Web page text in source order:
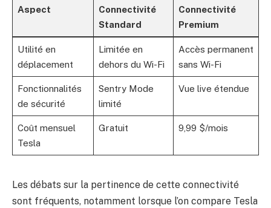
Aspect
Connectivité
Standard
Connectivité
Premium
Utilité en
déplacement
Limitée en
dehors du Wi-Fi
Accès permanent
sans Wi-Fi
Fonctionnalités
de sécurité
Sentry Mode
limité
Vue live étendue
Coût mensuel
Tesla
Gratuit 9,99 $/mois
Les débats sur la pertinence de cette connectivité
sont fréquents, notamment lorsque l’on compare Tesla